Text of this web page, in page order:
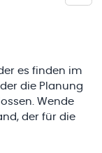
es finden im
die Planung
Wende
der für die